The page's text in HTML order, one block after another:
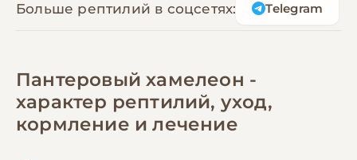
Больше рептилий в соцсетях: Telegram
Пантеровый хамелеон -
характер рептилий, уход,
кормление и лечение